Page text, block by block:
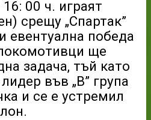
00 ч. играят
срещу „Спартак”
евентуална победа
ще
задача, тъй като
във „В” група
и се е устремил